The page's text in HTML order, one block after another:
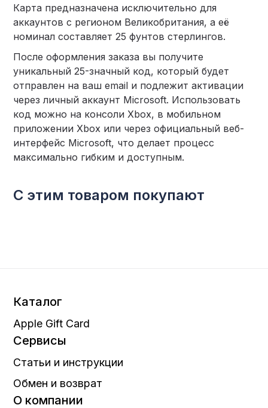
Карта предназначена исключительно для
аккаунтов с регионом Великобритания, а её
номинал составляет 25 фунтов стерлингов.
После оформления заказа вы получите
уникальный 25-значный код, который будет
отправлен на ваш email и подлежит активации
через личный аккаунт Microsoft. Использовать
код можно на консоли Xbox, в мобильном
приложении Xbox или через официальный веб-
интерфейс Microsoft, что делает процесс
максимально гибким и доступным.
С этим товаром покупают
Каталог
Apple Gift Card
Сервисы
Статьи и инструкции
Обмен и возврат
О компании